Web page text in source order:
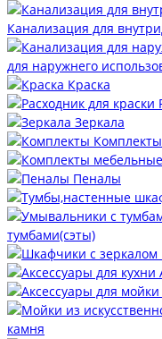
Канализация для
для наружнего
Краска
Зеркала
Комплекты
Пеналы
тумбами(сэты)
камня